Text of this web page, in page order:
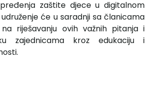
zaštite djece u digitalnom
udruženje će u saradnji sa članicama
riješavanju ovih važnih pitanja i
zajednicama kroz edukaciju i